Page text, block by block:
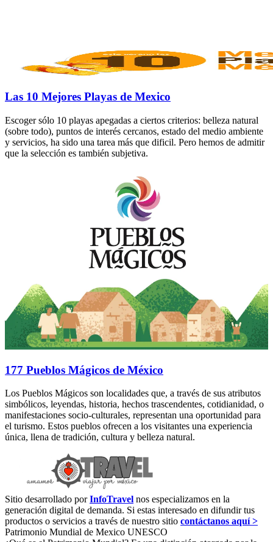
Las 10 Mejores Playas de Mexico
Escoger sólo 10 playas apegadas a ciertos criterios: belleza natural
(sobre todo), puntos de interés cercanos, estado del medio ambiente
y servicios, ha sido una tarea más que dificil. Pero hemos de admitir
que la selección es también subjetiva.
177 Pueblos Mágicos de México
Los Pueblos Mágicos son localidades que, a través de sus atributos
simbólicos, leyendas, historia, hechos trascendentes, cotidianidad, o
manifestaciones socio-culturales, representan una oportunidad para
el turismo. Estos pueblos ofrecen a los visitantes una experiencia
única, llena de tradición, cultura y belleza natural.
Sitio desarrollado porInfoTravel nos especializamos en la
generación digital de demanda. Si estas interesado en difundir tus
productos o servicios a través de nuestro sitio contáctanos aquí >
Patrimonio Mundial de Mexico UNESCO